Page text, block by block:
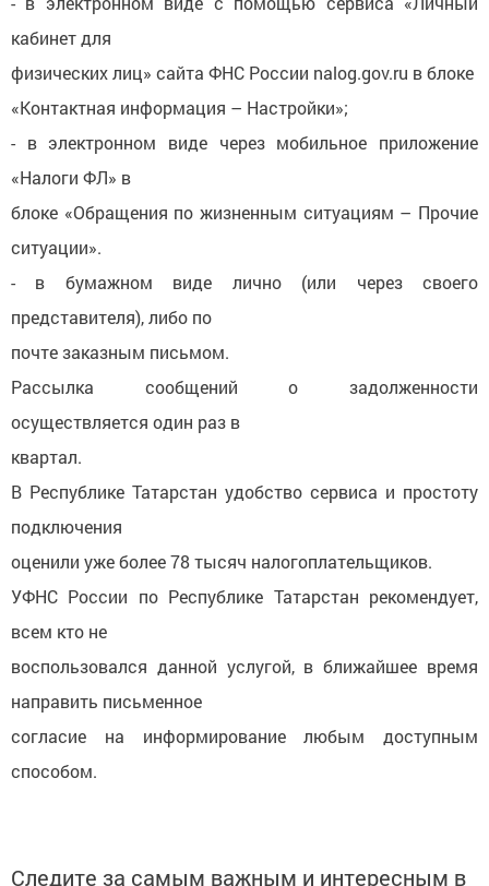
кабинет для
физических лиц» сайта ФНС России nalog.gov.ru в блоке
«Контактная информация – Настройки»;
- в электронном виде через мобильное приложение
«Налоги ФЛ» в
блоке «Обращения по жизненным ситуациям – Прочие
ситуации».
- в бумажном виде лично (или через своего
представителя), либо по
почте заказным письмом.
Рассылка сообщений о задолженности
осуществляется один раз в
квартал.
В Республике Татарстан удобство сервиса и простоту
подключения
оценили уже более 78 тысяч налогоплательщиков.
УФНС России по Республике Татарстан рекомендует,
всем кто не
воспользовался данной услугой, в ближайшее время
направить письменное
согласие на информирование любым доступным
способом.
Следите за самым важным и интересным в